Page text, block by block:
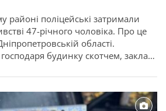
районі поліцейські затримали
47-річного чоловіка. Про це
області.
будинку скотчем, заклав
Там привів вибухівку в дію,
до колодязя. Злочин
в одному із сіл Синельниківського